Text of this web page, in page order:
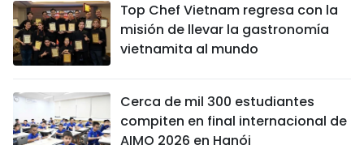
Top Chef Vietnam regresa con la
misión de llevar la gastronomía
vietnamita al mundo
Cerca de mil 300 estudiantes
compiten en final internacional de
AIMO 2026 en Hanói